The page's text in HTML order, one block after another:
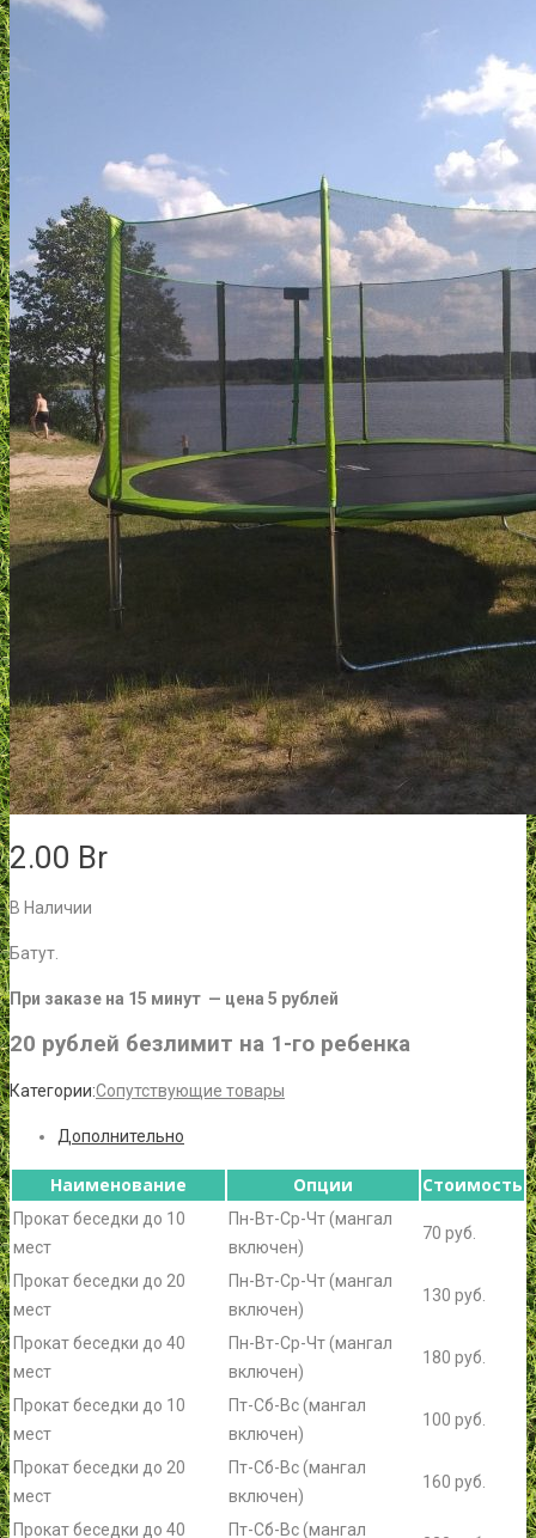
2.00 Br
В Наличии
Батут.
При заказе на 15 минут — цена 5 рублей
20 рублей безлимит на 1-го ребенка
Категории:Сопутствующие товары
Дополнительно
Наименование Опции Стоимость
Прокат беседки до 10
мест
Пн-Вт-Ср-Чт (мангал
включен)
70 руб.
Прокат беседки до 20
мест
Пн-Вт-Ср-Чт (мангал
включен)
130 руб.
Прокат беседки до 40
мест
Пн-Вт-Ср-Чт (мангал
включен)
180 руб.
Прокат беседки до 10
мест
Пт-Сб-Вс (мангал
включен)
100 руб.
Прокат беседки до 20
мест
Пт-Сб-Вс (мангал
включен)
160 руб.
Прокат беседки до 40 Пт-Сб-Вс (мангал